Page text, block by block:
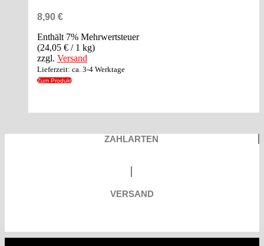
8,90 €
Enthält 7% Mehrwertsteuer
(24,05 € / 1 kg)
zzgl. Versand
Lieferzeit: ca. 3-4 Werktage
Zum Produkt
ZAHLARTEN
VERSAND